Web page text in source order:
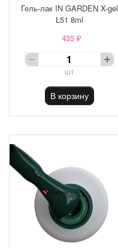
Гель-лак IN GARDEN X-gel
L51 8ml
435 ₽
шт
В корзину